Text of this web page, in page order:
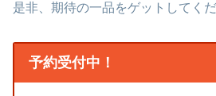
是非、期待の一品をゲットしてくだ
予約受付中！